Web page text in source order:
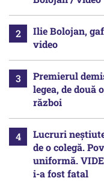
Ilie Bolojan,
video
Premierul
legea, de două
război
Lucruri
de o colegă.
uniformă.
i-a fost fatal